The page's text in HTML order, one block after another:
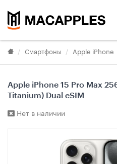
Смартфоны Apple iPhone
Apple iPhone 15 Pro Max
Titanium) Dual eSIM
Нет в наличии